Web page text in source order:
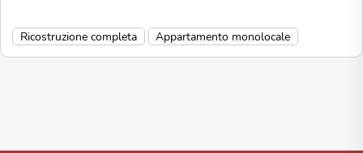
Ricostruzione completa Appartamento monolocale